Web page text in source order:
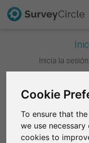
Cookie
To ensure that
we use
cookies to
Inicia la